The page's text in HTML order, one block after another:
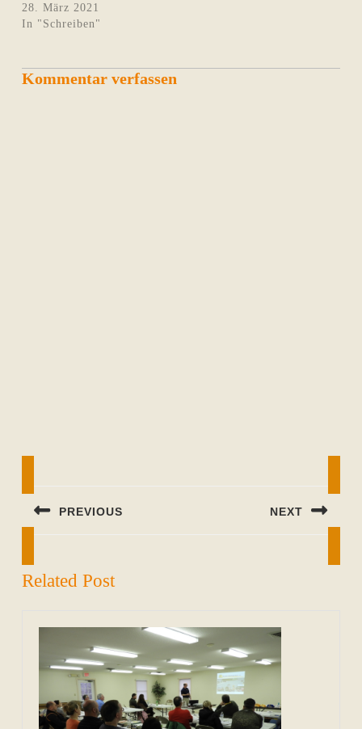
28. März 2021
In "Schreiben"
Kommentar verfassen
PREVIOUS NEXT
Related Post